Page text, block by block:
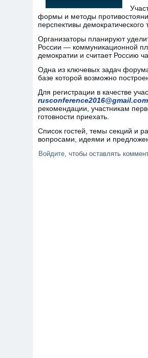
формы и методы
перспективы демократического
Организаторы планируют
России — коммуникационной
демократии и считает Россию
Одна из ключевых задач
базе которой возможно
Для регистрации в качестве
rusconference2016@gmail.com
рекомендации, участникам
готовности приехать.
Список гостей, темы секций и
вопросами, идеями и
Войдите , чтобы оставлять